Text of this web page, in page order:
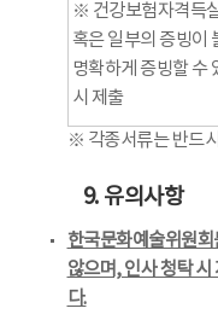
※ 건강보험자격득
혹은 일부의 증빙이
명확하게 증빙할 수
시 제출
※ 각종서류는 반드
9. 유의사항
한국문화예술위원회
않으며, 인사 청탁 시
다.